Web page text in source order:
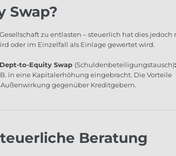
Swap?
zu entlasten – steuerlich hat dies jedoch
oder im Einzelfall als Einlage gewertet wird.
Dept-to-Equity Swap (Schuldenbeteiligungstausch):
in eine Kapitalerhöhung eingebracht. Die Vorteile
gegenüber Kreditgebern.
Beratung